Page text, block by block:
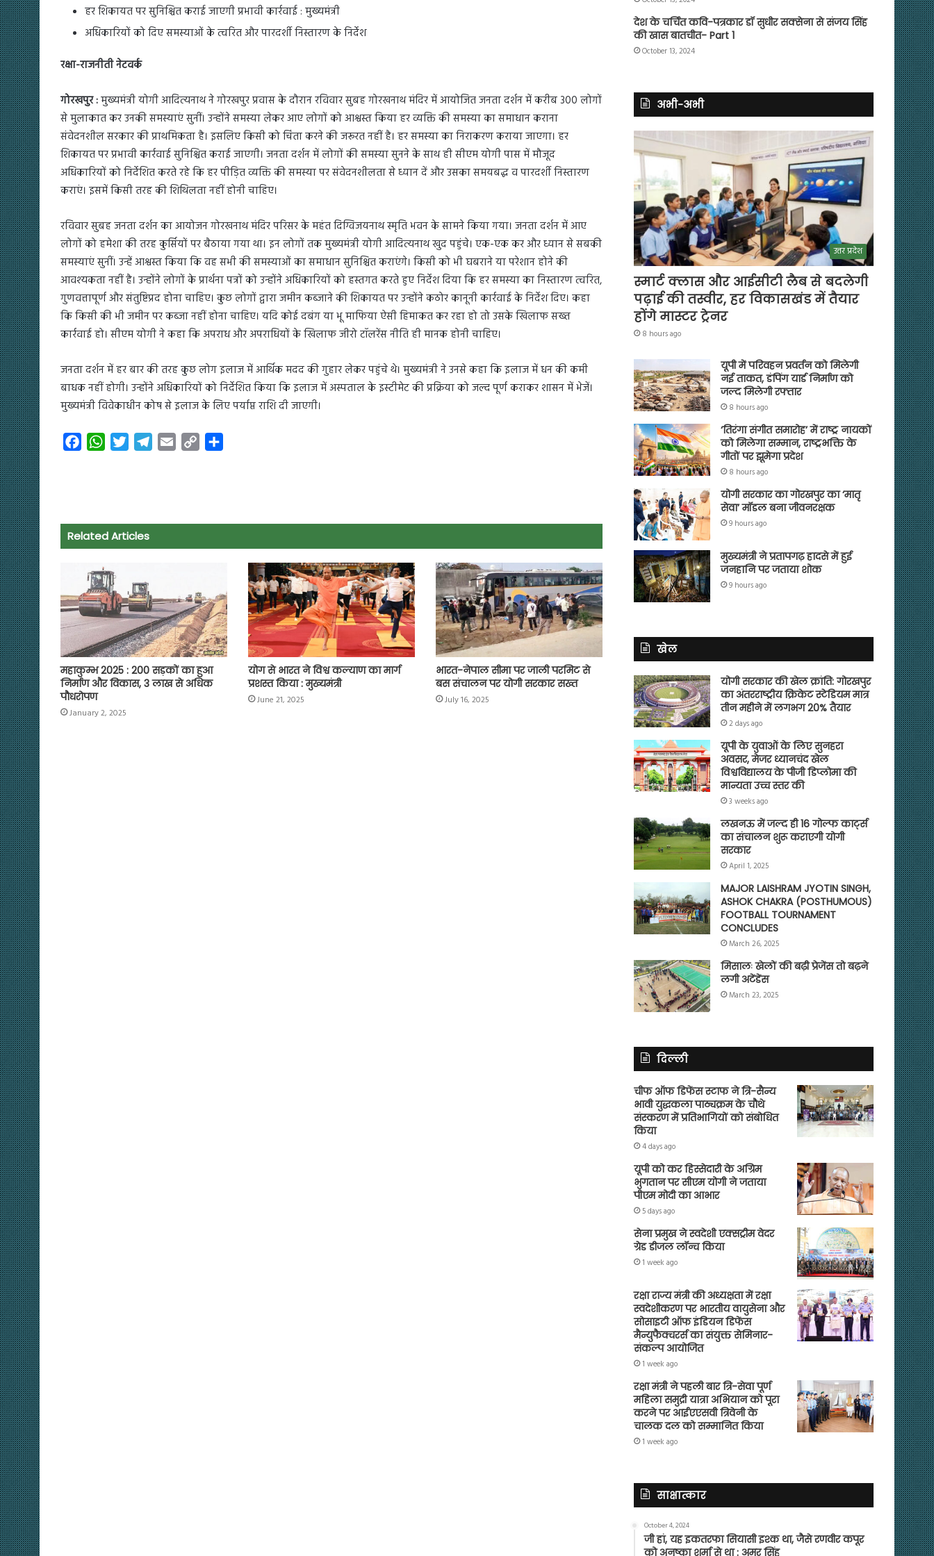
हर शिकायत पर सुनिश्चित कराई जाएगी प्रभावी कार्रवाई : मुख्यमंत्री
अधिकारियों को दिए समस्याओं के त्वरित और पारदर्शी निस्तारण के निर्देश
रक्षा-राजनीती नेटवर्क
गोरखपुर :मुख्यमंत्री योगी आदित्यनाथ ने गोरखपुर प्रवास के दौरान रविवार सुबह गोरखनाथ मंदिर में आयोजित जनता दर्शन में करीब 300 लोगों
से मुलाकात कर उनकी समस्याएं सुनीं। उन्होंने समस्या लेकर आए लोगों को आश्वस्त किया हर व्यक्ति की समस्या का समाधान कराना
संवेदनशील सरकार की प्राथमिकता है। इसलिए किसी को चिंता करने की जरूरत नहीं है। हर समस्या का निराकरण कराया जाएगा। हर
शिकायत पर प्रभावी कार्रवाई सुनिश्चित कराई जाएगी। जनता दर्शन में लोगों की समस्या सुनने के साथ ही सीएम योगी पास में मौजूद
अधिकारियों को निर्देशित करते रहे कि हर पीड़ित व्यक्ति की समस्या पर संवेदनशीलता से ध्यान दें और उसका समयबद्ध व पारदर्शी निस्तारण
कराएं। इसमें किसी तरह की शिथिलता नहीं होनी चाहिए।
रविवार सुबह जनता दर्शन का आयोजन गोरखनाथ मंदिर परिसर के महंत दिग्विजयनाथ स्मृति भवन के सामने किया गया। जनता दर्शन में आए
लोगों को हमेशा की तरह कुर्सियों पर बैठाया गया था। इन लोगों तक मुख्यमंत्री योगी आदित्यनाथ खुद पहुंचे। एक-एक कर और ध्यान से सबकी
समस्याएं सुनीं। उन्हें आश्वस्त किया कि वह सभी की समस्याओं का समाधान सुनिश्चित कराएंगे। किसी को भी घबराने या परेशान होने की
आवश्यकता नहीं है। उन्होंने लोगों के प्रार्थना पत्रों को उन्होंने अधिकारियों को हस्तगत करते हुए निर्देश दिया कि हर समस्या का निस्तारण त्वरित,
गुणवत्तापूर्ण और संतुष्टिप्रद होना चाहिए। कुछ लोगों द्वारा जमीन कब्जाने की शिकायत पर उन्होंने कठोर कानूनी कार्रवाई के निर्देश दिए। कहा
कि किसी की भी जमीन पर कब्जा नहीं होना चाहिए। यदि कोई दबंग या भू माफिया ऐसी हिमाकत कर रहा हो तो उसके खिलाफ सख्त
कार्रवाई हो। सीएम योगी ने कहा कि अपराध और अपराधियों के खिलाफ जीरो टॉलरेंस नीति ही मानक होनी चाहिए।
जनता दर्शन में हर बार की तरह कुछ लोग इलाज में आर्थिक मदद की गुहार लेकर पहुंचे थे। मुख्यमंत्री ने उनसे कहा कि इलाज में धन की कमी
बाधक नहीं होगी। उन्होंने अधिकारियों को निर्देशित किया कि इलाज में अस्पताल के इस्टीमेट की प्रक्रिया को जल्द पूर्ण कराकर शासन में भेजें।
मुख्यमंत्री विवेकाधीन कोष से इलाज के लिए पर्याप्त राशि दी जाएगी।
o
o
W
A
p
p
e
r
a
n
Related Articles
महाकुम्भ 2025 : 200 सड़कों का हुआ
निर्माण और विकास, 3 लाख से अधिक
पौधरोपण
January 2, 2025
योग से भारत ने विश्व कल्याण का मार्ग
प्रशस्त किया : मुख्यमंत्री
June 21, 2025
भारत-नेपाल सीमा पर जाली परमिट से
बस संचालन पर योगी सरकार सख्त
July 16, 2025
देश के चर्चित कवि-पत्रकार डॉ सुधीर सक्सेना से संजय सिंह
की खास बातचीत- Part 1
October 13, 2024
अभी-अभी
उत्तर प्रदेश
स्मार्ट क्लास और आईसीटी लैब से बदलेगी
पढ़ाई की तस्वीर, हर विकासखंड में तैयार
होंगे मास्टर ट्रेनर
8 hours ago
यूपी में परिवहन प्रवर्तन को मिलेगी
नई ताकत, डंपिंग यार्ड निर्माण को
जल्द मिलेगी रफ्तार
8 hours ago
‘तिरंगा संगीत समारोह’ में राष्ट्र नायकों
को मिलेगा सम्मान, राष्ट्रभक्ति के
गीतों पर झूमेगा प्रदेश
8 hours ago
योगी सरकार का गोरखपुर का ‘मातृ
सेवा’ मॉडल बना जीवनरक्षक
9 hours ago
मुख्यमंत्री ने प्रतापगढ़ हादसे में हुई
जनहानि पर जताया शोक
9 hours ago
खेल
योगी सरकार की खेल क्रांति: गोरखपुर
का अंतरराष्ट्रीय क्रिकेट स्टेडियम मात्र
तीन महीने में लगभग 20% तैयार
2 days ago
यूपी के युवाओं के लिए सुनहरा
अवसर, मेजर ध्यानचंद खेल
विश्वविद्यालय के पीजी डिप्लोमा की
मान्यता उच्च स्तर की
3 weeks ago
लखनऊ में जल्द ही 16 गोल्फ कार्ट्स
का संचालन शुरू कराएगी योगी
सरकार
April 1, 2025
MAJOR LAISHRAM JYOTIN SINGH,
ASHOK CHAKRA (POSTHUMOUS)
FOOTBALL TOURNAMENT
CONCLUDES
March 26, 2025
मिसालः खेलों की बढ़ी प्रेजेंस तो बढ़ने
लगी अटेंडेंस
March 23, 2025
दिल्ली
चीफ ऑफ डिफेंस स्टाफ ने त्रि-सैन्य
भावी युद्धकला पाठ्यक्रम के चौथे
संस्करण में प्रतिभागियों को संबोधित
किया
4 days ago
यूपी को कर हिस्सेदारी के अग्रिम
भुगतान पर सीएम योगी ने जताया
पीएम मोदी का आभार
5 days ago
सेना प्रमुख ने स्वदेशी एक्सट्रीम वेदर
ग्रेड डीजल लॉन्च किया
1 week ago
रक्षा राज्य मंत्री की अध्यक्षता में रक्षा
स्वदेशीकरण पर भारतीय वायुसेना और
सोसाइटी ऑफ इंडियन डिफेंस
मैन्युफैक्चरर्स का संयुक्त सेमिनार-
संकल्प आयोजित
1 week ago
रक्षा मंत्री ने पहली बार त्रि-सेवा पूर्ण
महिला समुद्री यात्रा अभियान को पूरा
करने पर आईएएसवी त्रिवेनी के
चालक दल को सम्मानित किया
1 week ago
साक्षात्कार
October 4, 2024
जी हां, यह इकतरफा सियासी इश्क था, जैसे रणवीर कपूर
को अनुष्का शर्मा से था : अमर सिंह